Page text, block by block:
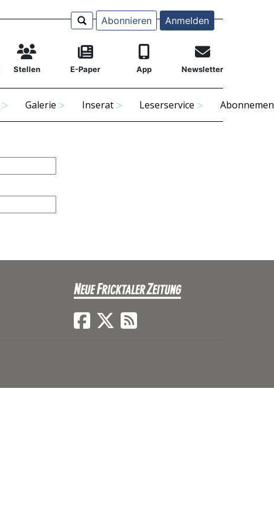
Abonnieren Anmelden
Stellen E-Paper App Newsletter
Galerie Inserat Leserservice